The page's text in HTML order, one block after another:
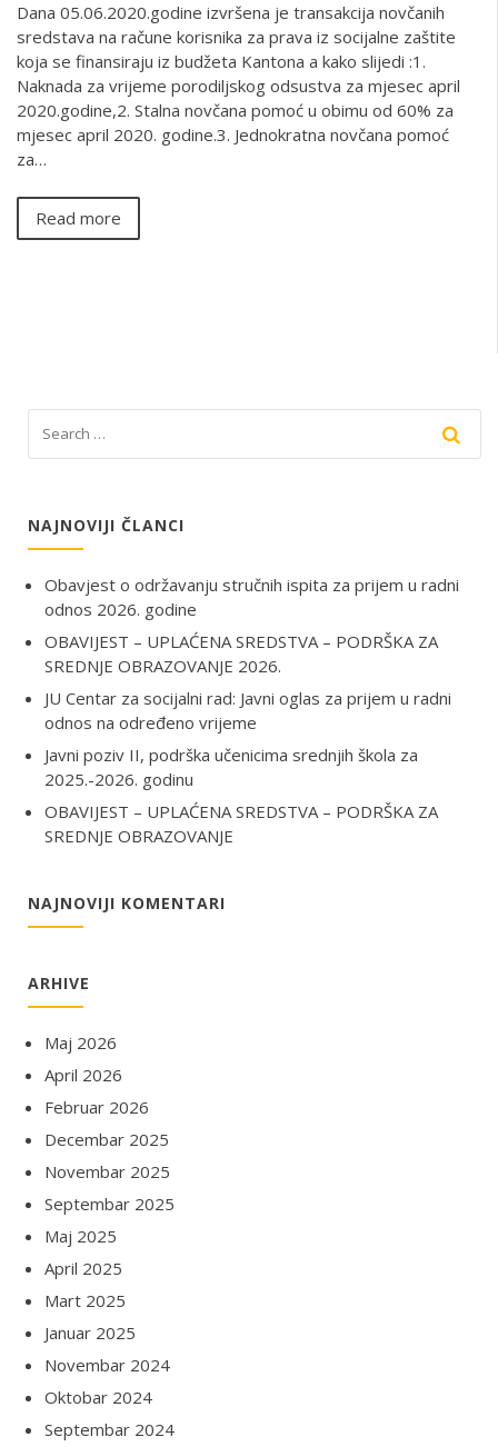
Dana 05.06.2020.godine izvršena je transakcija novčanih
sredstava na račune korisnika za prava iz socijalne zaštite
koja se finansiraju iz budžeta Kantona a kako slijedi :1.
Naknada za vrijeme porodiljskog odsustva za mjesec april
2020.godine,2. Stalna novčana pomoć u obimu od 60% za
mjesec april 2020. godine.3. Jednokratna novčana pomoć
za…
Read more
NAJNOVIJI ČLANCI
Obavjest o održavanju stručnih ispita za prijem u radni
odnos 2026. godine
OBAVIJEST – UPLAĆENA SREDSTVA – PODRŠKA ZA
SREDNJE OBRAZOVANJE 2026.
JU Centar za socijalni rad: Javni oglas za prijem u radni
odnos na određeno vrijeme
Javni poziv II, podrška učenicima srednjih škola za
2025.-2026. godinu
OBAVIJEST – UPLAĆENA SREDSTVA – PODRŠKA ZA
SREDNJE OBRAZOVANJE
NAJNOVIJI KOMENTARI
ARHIVE
Maj 2026
April 2026
Februar 2026
Decembar 2025
Novembar 2025
Septembar 2025
Maj 2025
April 2025
Mart 2025
Januar 2025
Novembar 2024
Oktobar 2024
Septembar 2024